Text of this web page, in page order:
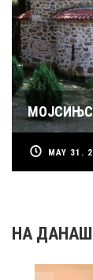
MAY 31.
НА